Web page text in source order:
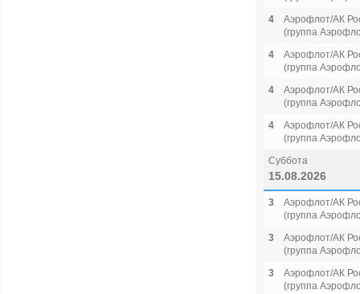
4
Аэрофлот/АК
(группа
4
Аэрофлот/АК
(группа
4
Аэрофлот/АК
(группа
4
Аэрофлот/АК
(группа
Суббота
15.08.2026
3
Аэрофлот/АК
(группа
3
Аэрофлот/АК
(группа
3
Аэрофлот/АК
(группа